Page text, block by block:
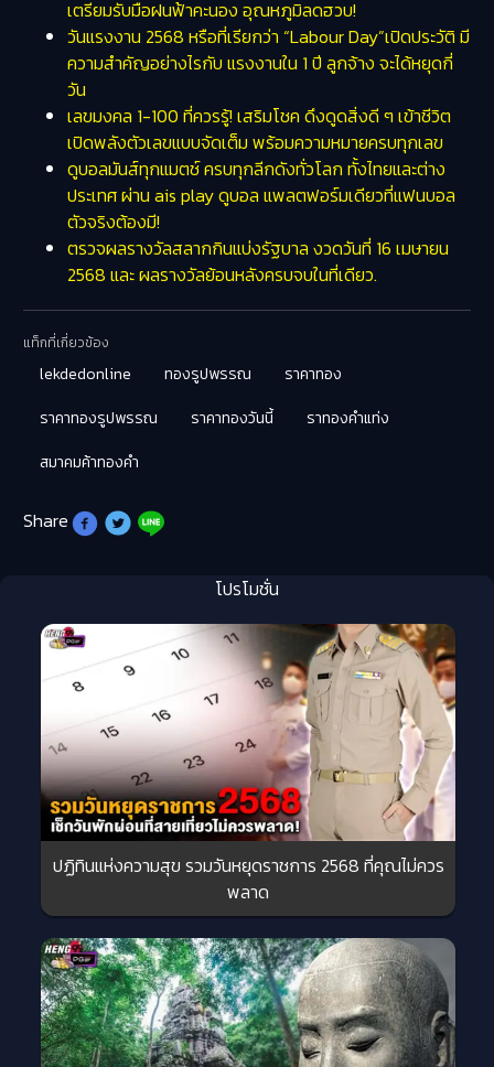
เตรียมรับมือฝนฟ้าคะนอง อุณหภูมิลดฮวบ!
วันแรงงาน 2568 หรือที่เรียกว่า “Labour Day”เปิดประวัติ มี
ความสำคัญอย่างไรกับ แรงงานใน 1 ปี ลูกจ้าง จะได้หยุดกี่
วัน
เลขมงคล 1-100 ที่ควรรู้! เสริมโชค ดึงดูดสิ่งดี ๆ เข้าชีวิต
เปิดพลังตัวเลขแบบจัดเต็ม พร้อมความหมายครบทุกเลข
ดูบอลมันส์ทุกแมตช์ ครบทุกลีกดังทั่วโลก ทั้งไทยและต่าง
ประเทศ ผ่าน ais play ดูบอล แพลตฟอร์มเดียวที่แฟนบอล
ตัวจริงต้องมี!
ตรวจผลรางวัลสลากกินแบ่งรัฐบาล งวดวันที่ 16 เมษายน
2568 และ ผลรางวัลย้อนหลังครบจบในที่เดียว.
แท็กที่เกี่ยวข้อง
lekdedonline ทองรูปพรรณ
ราคาทอง
ราคาทองรูปพรรณ
ราคาทองวันนี้
ราทองคำแท่ง
สมาคมค้าทองคำ
Share
โปรโมชั่น
ปฏิทินแห่งความสุข รวมวันหยุดราชการ 2568 ที่คุณไม่ควร
พลาด